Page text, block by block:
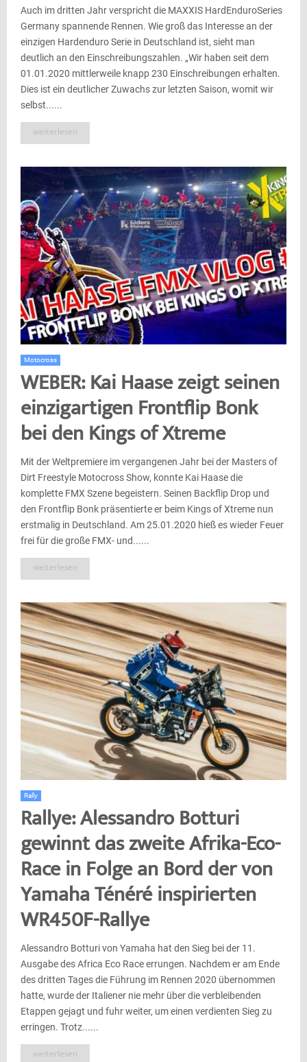
Auch im dritten Jahr verspricht die MAXXIS HardEnduroSeries
Germany spannende Rennen. Wie groß das Interesse an der
einzigen Hardenduro Serie in Deutschland ist, sieht man
deutlich an den Einschreibungszahlen. „Wir haben seit dem
01.01.2020 mittlerweile knapp 230 Einschreibungen erhalten.
Dies ist ein deutlicher Zuwachs zur letzten Saison, womit wir
selbst......
weiterlesen
Motocross
WEBER: Kai Haase zeigt seinen
einzigartigen Frontflip Bonk
bei den Kings of Xtreme
Mit der Weltpremiere im vergangenen Jahr bei der Masters of
Dirt Freestyle Motocross Show, konnte Kai Haase die
komplette FMX Szene begeistern. Seinen Backflip Drop und
den Frontflip Bonk präsentierte er beim Kings of Xtreme nun
erstmalig in Deutschland. Am 25.01.2020 hieß es wieder Feuer
frei für die große FMX- und......
weiterlesen
Rally
Rallye: Alessandro Botturi
gewinnt das zweite Afrika-Eco-
Race in Folge an Bord der von
Yamaha Ténéré inspirierten
WR450F-Rallye
Alessandro Botturi von Yamaha hat den Sieg bei der 11.
Ausgabe des Africa Eco Race errungen. Nachdem er am Ende
des dritten Tages die Führung im Rennen 2020 übernommen
hatte, wurde der Italiener nie mehr über die verbleibenden
Etappen gejagt und fuhr weiter, um einen verdienten Sieg zu
erringen. Trotz......
weiterlesen